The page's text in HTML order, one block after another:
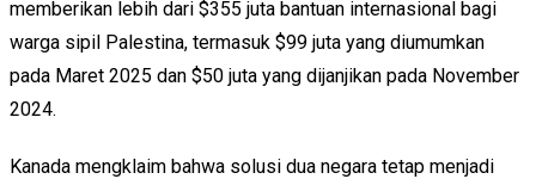
memberikan lebih dari $355 juta bantuan internasional bagi
warga sipil Palestina, termasuk $99 juta yang diumumkan
pada Maret 2025 dan $50 juta yang dijanjikan pada November
2024.
Kanada mengklaim bahwa solusi dua negara tetap menjadi